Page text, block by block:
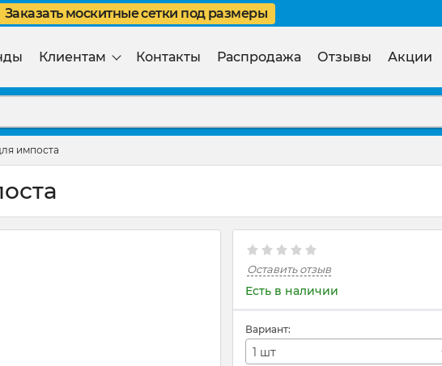
Заказать москитные сетки под размеры
Клиентам Контакты Распродажа Отзывы Акции
импоста
Оставить отзыв
Есть в наличии
Вариант:
1 шт